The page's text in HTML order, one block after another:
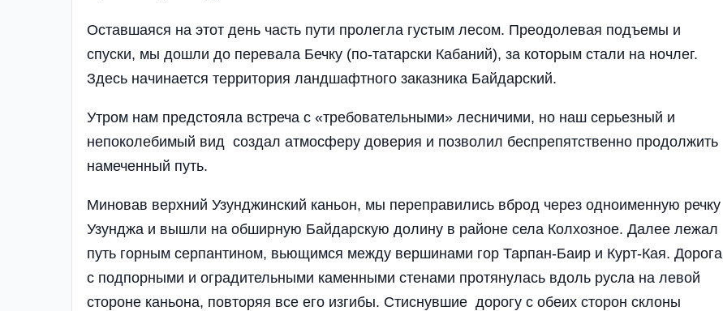
Оставшаяся на этот день часть пути пролегла густым лесом. Преодолевая подъемы и
спуски, мы дошли до перевала Бечку (по-татарски Кабаний), за которым стали на ночлег.
Здесь начинается территория ландшафтного заказника Байдарский.
Утром нам предстояла встреча с «требовательными» лесничими, но наш серьезный и
непоколебимый вид создал атмосферу доверия и позволил беспрепятственно продолжить
намеченный путь.
Миновав верхний Узунджинский каньон, мы переправились вброд через одноименную речку
Узунджа и вышли на обширную Байдарскую долину в районе села Колхозное. Далее лежал
путь горным серпантином, вьющимся между вершинами гор Тарпан-Баир и Курт-Кая. Дорога
с подпорными и оградительными каменными стенами протянулась вдоль русла на левой
стороне ка­ньона, повторяя все его изгибы. Стиснувшие дорогу с обеих сторон склоны